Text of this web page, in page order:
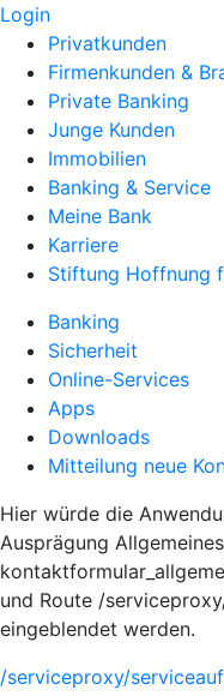
Login
Privatkunden
Firmenkunden &
Private Banking
Junge Kunden
Immobilien
Banking & Service
Meine Bank
Karriere
Stiftung Hoffnung
Banking
Sicherheit
Online-Services
Apps
Downloads
Mitteilung neue
Hier würde die
Ausprägung
und Route /
eingeblendet werden.
/serviceproxy/